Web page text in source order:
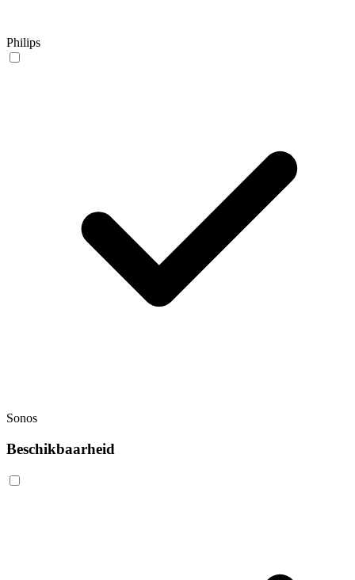
Philips
Sonos
Beschikbaarheid